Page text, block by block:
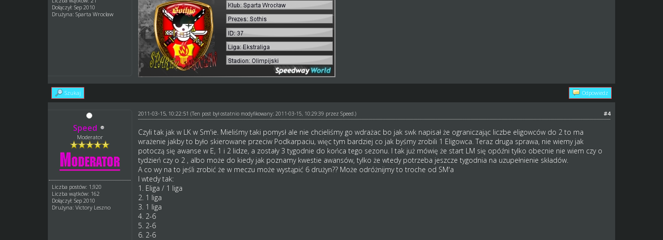
Dołączył: Sep 2010
Drużyna: Sparta Wrocław
Szukaj Odpowiedz
Speed
Moderator
Liczba postów: 1,920
Liczba wątków: 162
Dołączył: Sep 2010
Drużyna: Victory Leszno
#4
2011-03-15, 10:22:51 (Ten post był ostatnio modyfikowany: 2011-03-15, 10:29:39 przez Speed.)
Czyli tak jak w LK w Sm'ie. Mieliśmy taki pomysł ale nie chcieliśmy go wdrażac bo jak swk napisał że ograniczając liczbe eligowców do 2 to ma
wrażenie jakby to było skierowane przeciw Podkarpaciu, więc tym bardziej co jak byśmy zrobili 1 Eligowca. Teraz druga sprawa, nie wiemy jak
potoczą się awanse w E, 1 i 2 lidze, a zostały 3 tygodnie do końca tego sezonu. I tak już mówię że start LM się opóźni tylko obecnie nie wiem czy o
tydzień czy o 2 , albo może do kiedy jak poznamy kwestie awansów, tylko że wtedy potrzeba jeszcze tygodnia na uzupełnienie składów.
A co wy na to jeśli zrobić że w meczu może wystąpić 6 drużyn?? Może odróżnijmy to troche od SM'a
I wtedy tak:
1. Eliga / 1 liga
2. 1 liga
3. 1 liga
4. 2-6
5. 2-6
6. 2-6